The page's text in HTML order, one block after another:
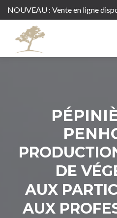
NOUVEAU : Vente en ligne
penhouet.com
DE
AUX
AUX